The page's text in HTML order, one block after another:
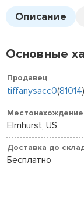
Описание
Основные
Продавец
tiffanysacc0(81014)
Местонахождение
Elmhurst, US
Доставка до
Бесплатно